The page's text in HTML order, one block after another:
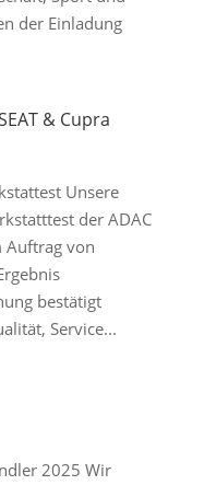
der Einladung
& Cupra
Unsere
der ADAC
Auftrag von
bestätigt
Service...
2025 Wir